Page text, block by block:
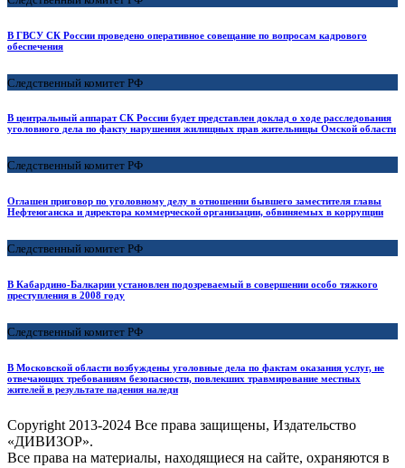
В ГВСУ СК России проведено оперативное совещание по вопросам кадрового
обеспечения
Следственный комитет РФ
В центральный аппарат СК России будет представлен доклад о ходе расследования
уголовного дела по факту нарушения жилищных прав жительницы Омской области
Следственный комитет РФ
Оглашен приговор по уголовному делу в отношении бывшего заместителя главы
Нефтеюганска и директора коммерческой организации, обвиняемых в коррупции
Следственный комитет РФ
В Кабардино-Балкарии установлен подозреваемый в совершении особо тяжкого
преступления в 2008 году
Следственный комитет РФ
В Московской области возбуждены уголовные дела по фактам оказания услуг, не
отвечающих требованиям безопасности, повлекших травмирование местных
жителей в результате падения наледи
Copyright 2013-2024 Все права защищены, Издательство
«ДИВИЗОР».
Все права на материалы, находящиеся на сайте, охраняются в